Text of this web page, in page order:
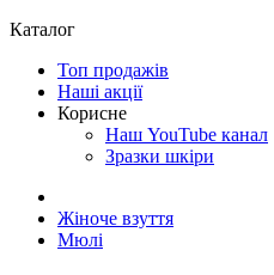
Каталог
Топ продажів
Наші акції
Корисне
Наш YouTube канал
Зразки шкіри
Жіноче взуття
Мюлі